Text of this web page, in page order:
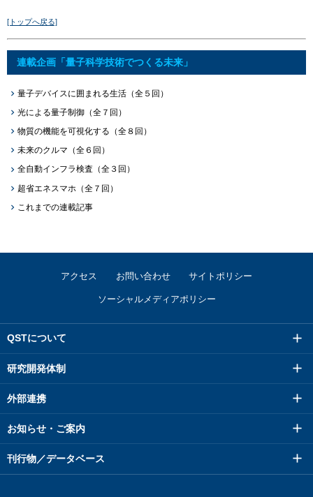
[トップへ戻る]
連載企画「量子科学技術でつくる未来」
量子デバイスに囲まれる生活（全５回）
光による量子制御（全７回）
物質の機能を可視化する（全８回）
未来のクルマ（全６回）
全自動インフラ検査（全３回）
超省エネスマホ（全７回）
これまでの連載記事
アクセス お問い合わせ サイトポリシー
ソーシャルメディアポリシー
QSTについて
研究開発体制
外部連携
お知らせ・ご案内
刊行物／データベース